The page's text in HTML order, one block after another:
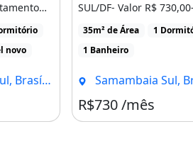
novo
- DF
SUL/DF- Valor R$ 730,00-
Água, Energia e Gás São
35m² de Área
1
1 Banheiro
Samambaia Sul,
R$730 /mês